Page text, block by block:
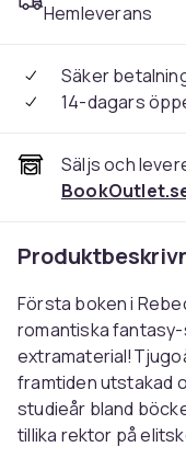
Hemleverans
Säker
14-dagars
Säljs och
Första boken i
romantiska
framtiden utstakad
studieår bland
tillika rektor på